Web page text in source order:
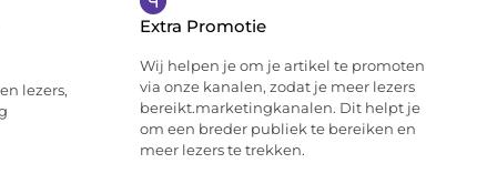
lezers,
Extra Promotie
Wij helpen je om je artikel te promoten
via onze kanalen, zodat je meer lezers
bereikt.marketingkanalen. Dit helpt je
om een breder publiek te bereiken en
meer lezers te trekken.